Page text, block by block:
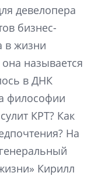
девелопера
бизнес-
в жизни
называется
в ДНК
философии
КРТ? Как
На
Кирилл